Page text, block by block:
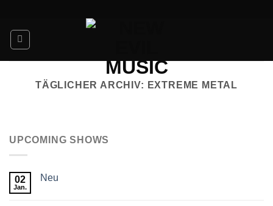
content
TÄGLICHER ARCHIV: EXTREME METAL
UPCOMING SHOWS
02
Jan.
Neu